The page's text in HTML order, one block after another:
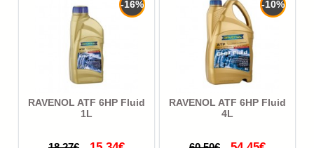
-16%
RAVENOL ATF 6HP Fluid
1L
-10%
RAVENOL ATF 6HP Fluid
4L